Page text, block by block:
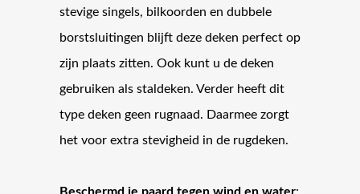
stevige singels, bilkoorden en dubbele
borstsluitingen blijft deze deken perfect op
zijn plaats zitten. Ook kunt u de deken
gebruiken als staldeken. Verder heeft dit
type deken geen rugnaad. Daarmee zorgt
het voor extra stevigheid in de rugdeken.